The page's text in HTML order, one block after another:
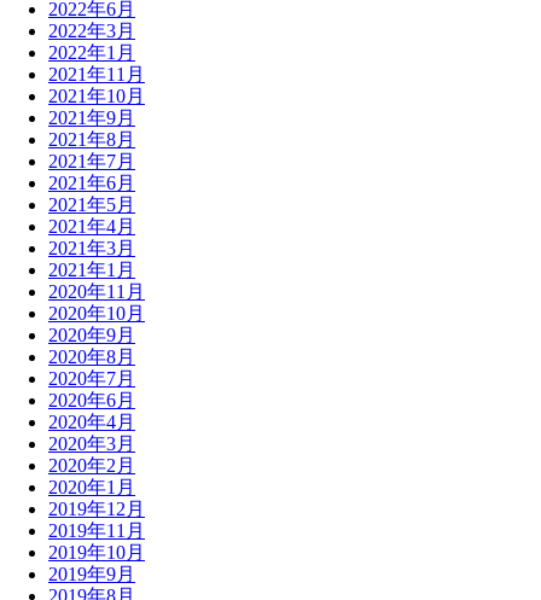
2022年6月
2022年3月
2022年1月
2021年11月
2021年10月
2021年9月
2021年8月
2021年7月
2021年6月
2021年5月
2021年4月
2021年3月
2021年1月
2020年11月
2020年10月
2020年9月
2020年8月
2020年7月
2020年6月
2020年4月
2020年3月
2020年2月
2020年1月
2019年12月
2019年11月
2019年10月
2019年9月